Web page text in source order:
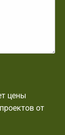
цены
от